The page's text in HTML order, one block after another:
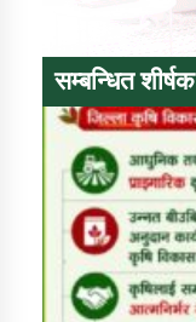
सम्बन्धित शीर्षक